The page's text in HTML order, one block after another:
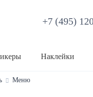
+7 (495)
Наклейки
Меню